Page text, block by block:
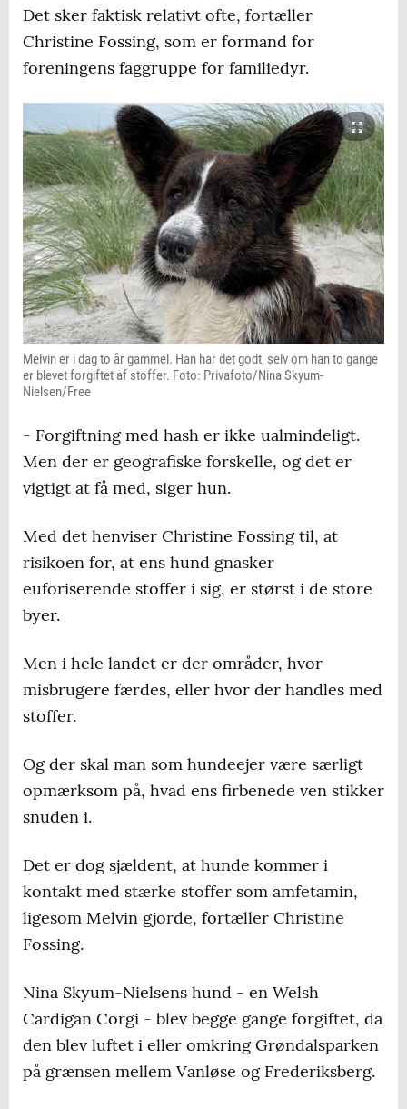
Det sker faktisk relativt ofte, fortæller
Christine Fossing, som er formand for
foreningens faggruppe for familiedyr.
Melvin er i dag to år gammel. Han har det godt, selv om han to gange
er blevet forgiftet af stoffer. Foto: Privafoto/Nina Skyum-
Nielsen/Free
- Forgiftning med hash er ikke ualmindeligt.
Men der er geografiske forskelle, og det er
vigtigt at få med, siger hun.
Med det henviser Christine Fossing til, at
risikoen for, at ens hund gnasker
euforiserende stoffer i sig, er størst i de store
byer.
Men i hele landet er der områder, hvor
misbrugere færdes, eller hvor der handles med
stoffer.
Og der skal man som hundeejer være særligt
opmærksom på, hvad ens firbenede ven stikker
snuden i.
Det er dog sjældent, at hunde kommer i
kontakt med stærke stoffer som amfetamin,
ligesom Melvin gjorde, fortæller Christine
Fossing.
Nina Skyum-Nielsens hund - en Welsh
Cardigan Corgi - blev begge gange forgiftet, da
den blev luftet i eller omkring Grøndalsparken
på grænsen mellem Vanløse og Frederiksberg.